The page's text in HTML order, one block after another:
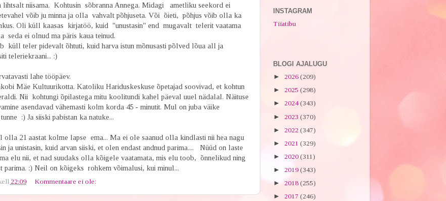
lihtsalt niisama. Kohtusin sõbranna Annega. Midagi ametliku seekord ei
võib ju minna ja olla vahvalt põhjuseta. Või õieti, põhjus võib olla ka
Oli küll kaasas kirjatöö, kuid "unustasin" end mugavalt telerit vaatama
seda ei olnud ma päris kaua teinud.
küll teler pidevalt õhtuti, kuid harva istun mõnusasti põlved lõua all ja
teleriekraani... :)
lahe tööpäev.
Mäe Kultuurikotta. Katoliku Hariduskeskuse õpetajad soovivad, et kohtun
Nii kohtungi õpilastega mitu koolitundi kahel päeval uuel nädalal. Näituse
asendavad vähemasti kolm korda 45 - minutit. Mul on juba väike
:) Ja siiski pabistan ka natuke...
olla 21 aastat kolme lapse ema... Ma ei ole saanud olla kindlasti nii hea nagu
ja unistasin, kuid arvan siiski, et olen endast andnud parima.... Nüüd on laste
elu nii, et nad suudaks olla kõigele vaatamata, mis elu toob, õnnelikud ning
parima. :) Neil on kõigeks rohkem võimalusi, kui minul...
22:09 Kommentaare ei ole:
INSTAGRAM
Tiiatibu
BLOGI AJALUGU
► 2026 (209)
► 2025 (298)
► 2024(343)
► 2023 (370)
► 2022 (347)
► 2021 (329)
► 2020 (311)
► 2019 (343)
► 2018 (255)
► 2017 (246)